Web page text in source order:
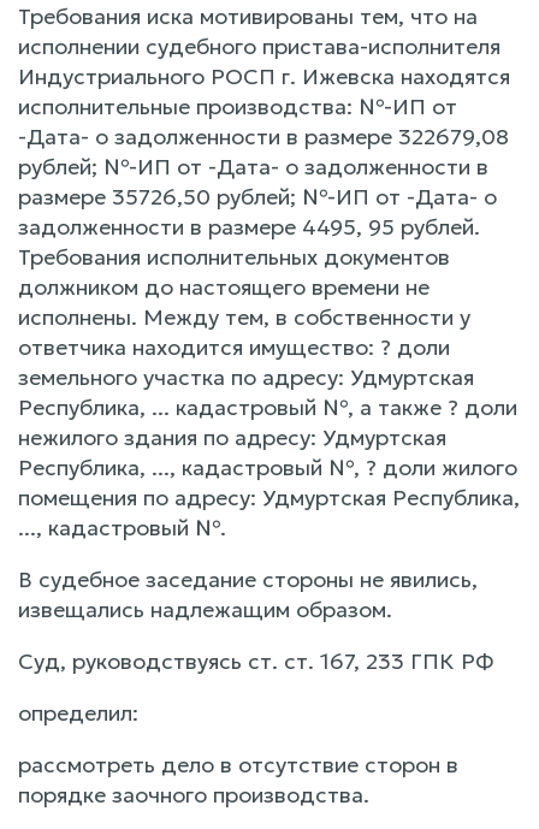
Требования иска мотивированы тем, что на
исполнении судебного пристава-исполнителя
Индустриального РОСП г. Ижевска находятся
исполнительные производства: №-ИП от
-Дата- о задолженности в размере 322679,08
рублей; №-ИП от -Дата- о задолженности в
размере 35726,50 рублей; №-ИП от -Дата- о
задолженности в размере 4495, 95 рублей.
Требования исполнительных документов
должником до настоящего времени не
исполнены. Между тем, в собственности у
ответчика находится имущество: ? доли
земельного участка по адресу: Удмуртская
Республика, ... кадастровый №, а также ? доли
нежилого здания по адресу: Удмуртская
Республика, ..., кадастровый №, ? доли жилого
помещения по адресу: Удмуртская Республика,
..., кадастровый №.
В судебное заседание стороны не явились,
извещались надлежащим образом.
Суд, руководствуясь ст. ст. 167, 233 ГПК РФ
определил:
рассмотреть дело в отсутствие сторон в
порядке заочного производства.